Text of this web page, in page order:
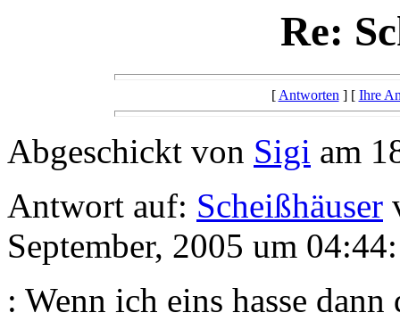
Re:
[Antworten] [ Ihre
Abgeschickt von Sigi am
Antwort auf: Scheißhäuser
September, 2005 um
: Wenn ich eins hasse